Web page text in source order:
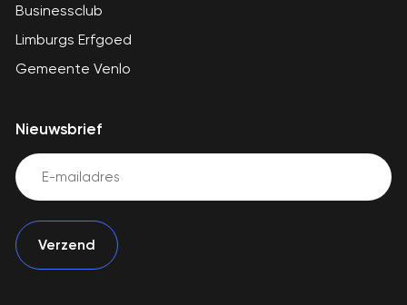
Businessclub
Limburgs Erfgoed
Gemeente Venlo
Nieuwsbrief
Email
(Vereist)